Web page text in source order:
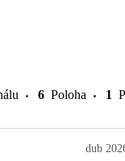
6 Poloha 1
dub